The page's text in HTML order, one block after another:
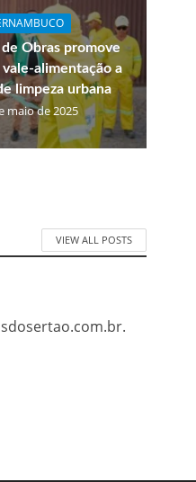
Obras promove
alimentação a
limpeza urbana
maio de 2025
VIEW ALL POSTS